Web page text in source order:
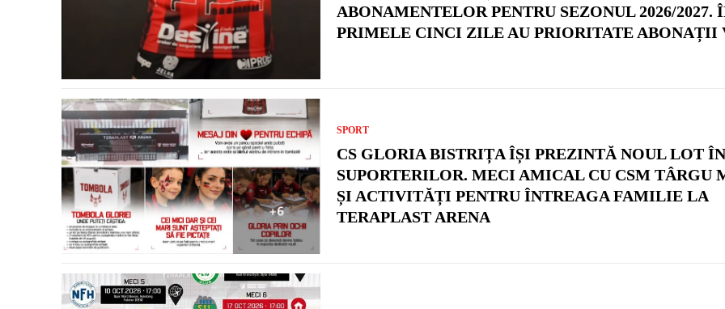
ABONAMENTELOR PENTRU SEZONUL 2026/2027.
PRIMELE CINCI ZILE AU PRIORITATE ABONAȚII
SPORT
CS GLORIA BISTRIȚA ÎȘI PREZINTĂ NOUL LOT
SUPORTERILOR. MECI AMICAL CU CSM TÂRGU
ȘI ACTIVITĂȚI PENTRU ÎNTREAGA FAMILIE LA
TERAPLAST ARENA